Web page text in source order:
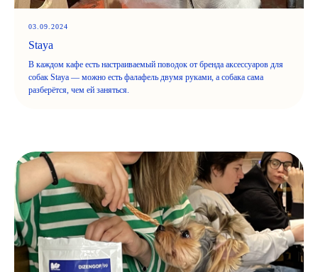
03.09.2024
Staya
В каждом кафе есть настраиваемый поводок от бренда аксессуаров для
собак Staya — можно есть фалафель двумя руками, а собака сама
разберётся, чем ей заняться.